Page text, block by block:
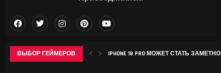
ВЫБОР ГЕЙМЕРОВ IPHONE 18 PRO МОЖЕТ СТАТЬ